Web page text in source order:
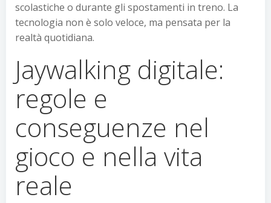
scolastiche o durante gli spostamenti in treno. La
tecnologia non è solo veloce, ma pensata per la
realtà quotidiana.
Jaywalking digitale:
regole e
conseguenze nel
gioco e nella vita
reale